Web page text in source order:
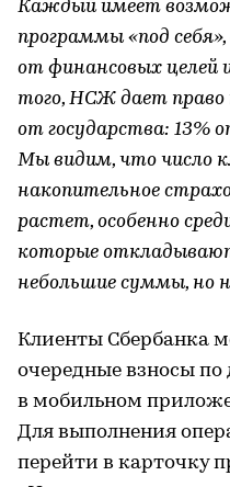
Каждый имеет
программы «под
от финансовых целей
того, НСЖ дает право
от государства: 13%
Мы видим, что число
накопительное
растет, особенно
которые
небольшие суммы, но
Клиенты Сбербанка
очередные взносы
в мобильном
Для выполнения
перейти в карточку